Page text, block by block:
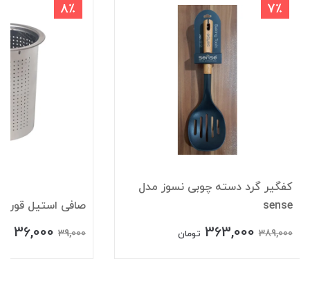
7٪
کفگیر گرد دسته چوبی نسوز مدل
sense
389,000
363,000 تومان
8٪
صافی استیل
39,000
36,000